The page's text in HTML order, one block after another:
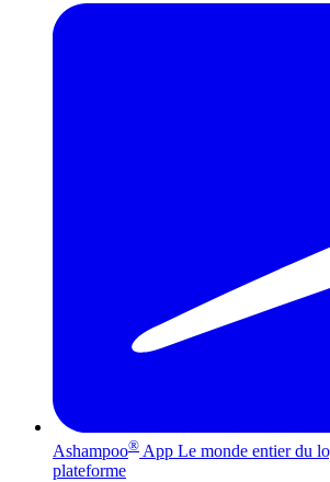
Ashampoo® App Le monde entier du
plateforme